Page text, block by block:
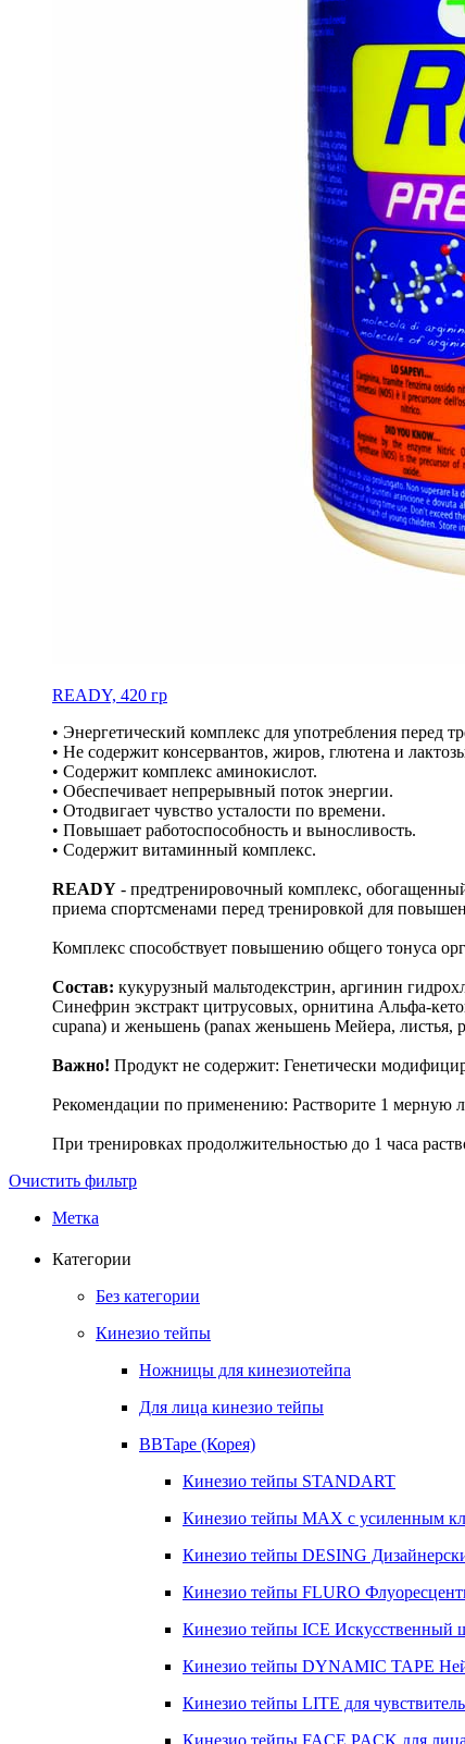
READY, 420 гр
• Энергетический комплекс для употребления перед
• Не содержит консервантов, жиров, глютена и
• Содержит комплекс аминокислот.
• Обеспечивает непрерывный поток энергии.
• Отодвигает чувство усталости по времени.
• Повышает работоспособность и выносливость.
• Содержит витаминный комплекс.
READY - предтренировочный комплекс,
приема спортсменами перед тренировкой для
Комплекс способствует повышению общего тонуса
Состав: кукурузный мальтодекстрин, аргинин
Синефрин экстракт цитрусовых, орнитина Альфа-
cupana) и женьшень (panax женьшень Мейера, листья,
Важно! Продукт не содержит: Генетически
Рекомендации по применению: Растворите 1 мерную
При тренировках продолжительностью до 1 часа
Очистить фильтр
Метка
Категории
Без категории
Кинезио тейпы
Ножницы для кинезиотейпа
Для лица кинезио тейпы
BBTape (Корея)
Кинезио тейпы STANDART
Кинезио тейпы МАХ с усиленным
Кинезио тейпы DESING
Кинезио тейпы FLURO
Кинезио тейпы ICE Искусственный
Кинезио тейпы DYNAMIC TAPE
Кинезио тейпы LITE для
Кинезио тейпы FACE PACK для лица